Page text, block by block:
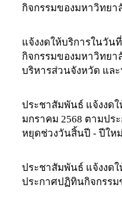
กิจกรรมของมหาวิทย
แจ้งงดให้บริการในวัน
กิจกรรมของมหาวิทยา
บริหารส่วนจังหวัด แล
ประชาสัมพันธ์ แจ้งงดใ
มกราคม 2568 ตามปร
หยุดช่วงวันสิ้นปี - ปีให
ประชาสัมพันธ์ แจ้งงดใ
ประกาศปฏิทินกิจกรร